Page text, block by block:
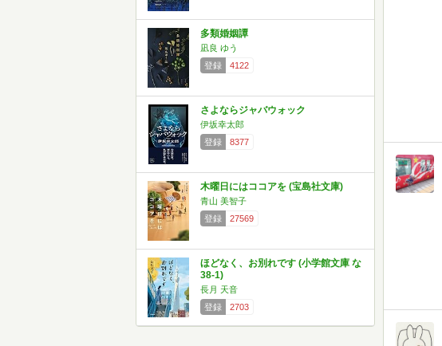
多類婚姻譚
凪良 ゆう
登録
4122
さよならジャバウォック
伊坂幸太郎
登録
8377
木曜日にはココアを (宝島社文庫)
青山 美智子
登録
27569
ほどなく、お別れです (小学館文庫 な
38-1)
長月 天音
登録
2703